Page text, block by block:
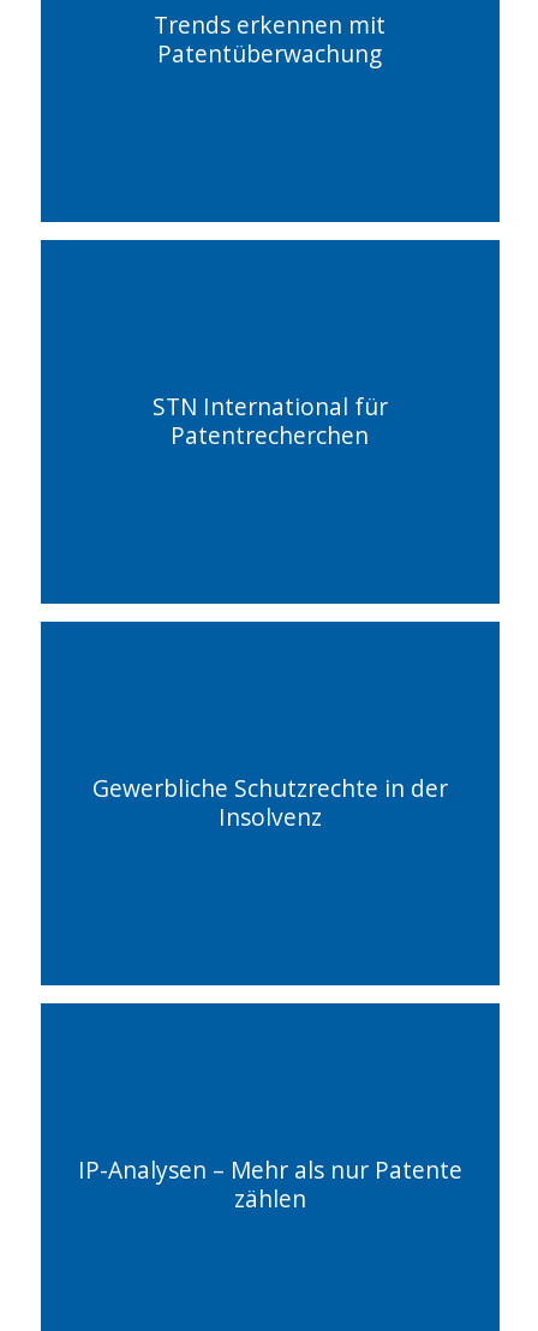
Trends erkennen mit
Patentüberwachung
STN International für
Patentrecherchen
Gewerbliche Schutzrechte in der
Insolvenz
IP-Analysen – Mehr als nur Patente
zählen